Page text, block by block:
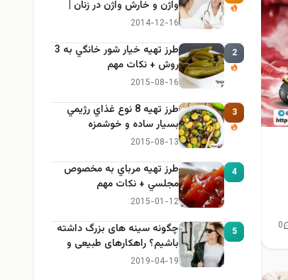
0
واژن و خارش واژن در زنان |
راهنمای کامل، ایمن و کاربردی
2014-12-16
2
طرز تهيه خیار شور خانگي به 3
روش + نكات مهم
2015-08-16
3
طرز تهيه 8 نوع غذاي رژيمي
بسيار ساده و خوشمزه
2015-08-13
4
طرز تهيه مرباي به مخصوص
مجلسي + نكات مهم
2015-01-12
5
چگونه سینه های بزرگ داشته
باشیم؟ راهکارهای طبیعی و
خانگی برای بزرگ کردن سینه
2019-04-19